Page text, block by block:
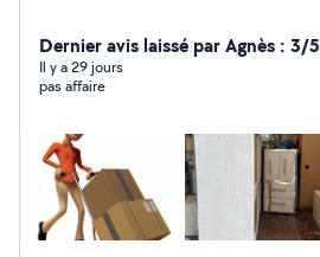
Dernier avis laissé par Agnès : 3/5
Il y a 29 jours
pas affaire